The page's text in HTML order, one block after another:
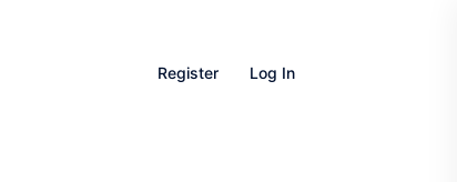
Register Log In